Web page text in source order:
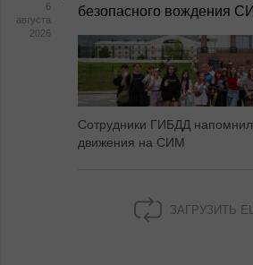
6
августа
2026
безопасного вождения
Сотрудники ГИБДД
движения на СИМ
ЗАГРУЗИТЬ